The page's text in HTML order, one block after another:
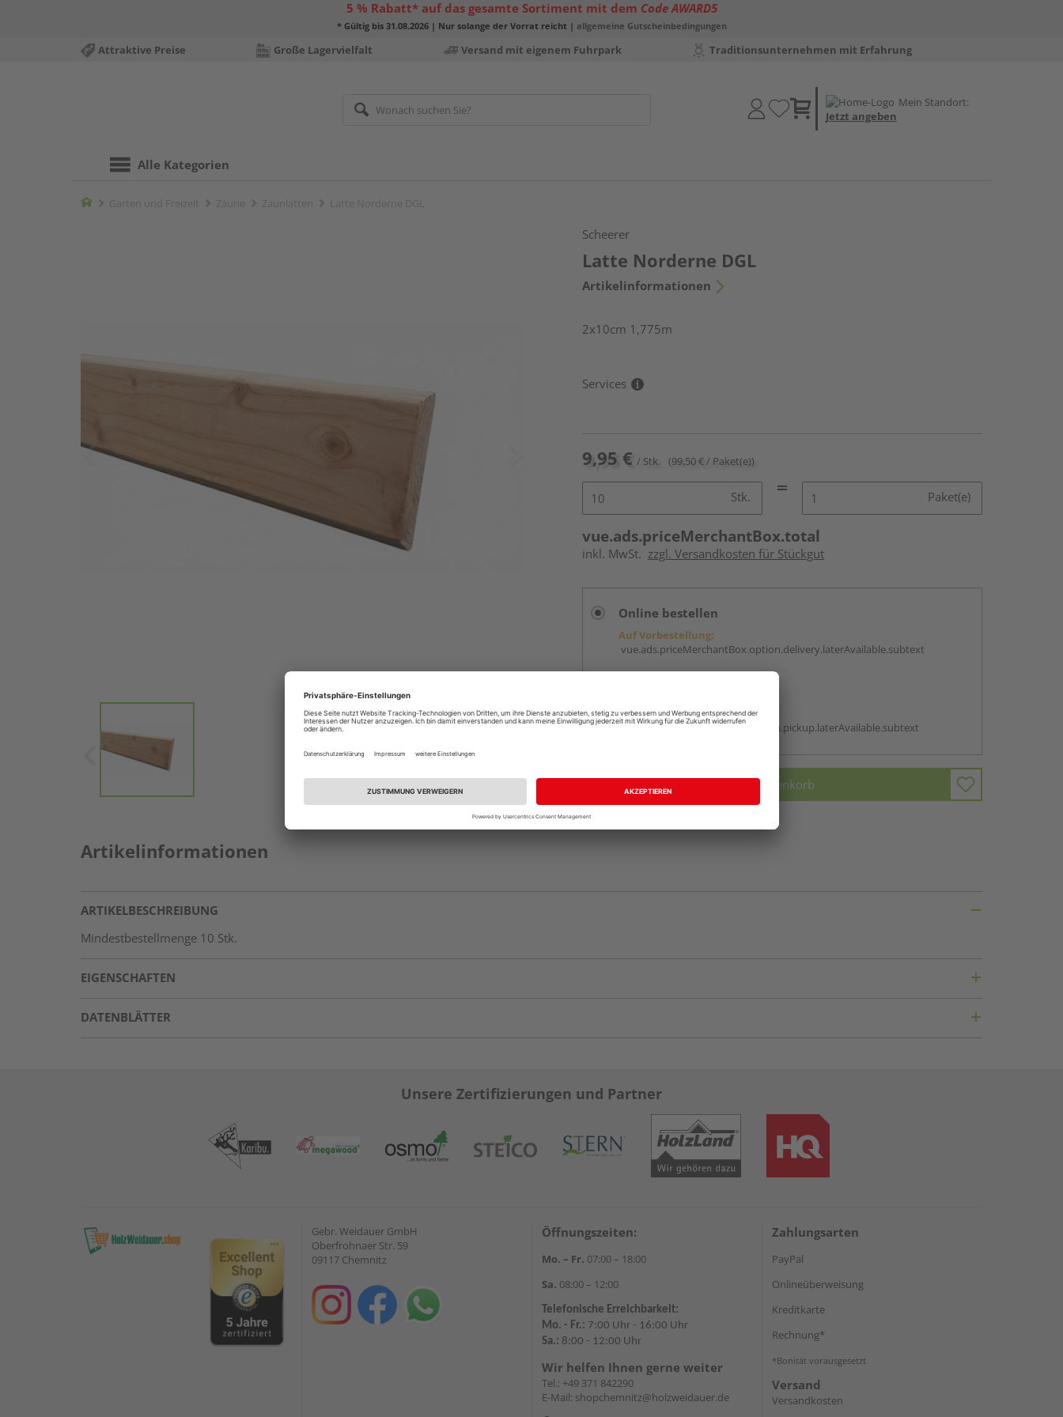
5 % Rabatt* auf das gesamte Sortiment mit dem Code AWARD5
* Gültig bis 31.08.2026 | Nur solange der Vorrat reicht | allgemeine Gutscheinbedingungen
Attraktive Preise Große Lagervielfalt Versand mit eigenem Fuhrpark Traditionsunternehmen mit Erfahrung
Mein Standort:
Jetzt angeben
Alle Kategorien
Home
Scheerer
Latte Norderne DGL
Artikelinformationen
2x10cm 1,775m
Services
9,95 € / Stk. (99,50 € / Paket(e))
Stk. Paket(e)
vue.ads.priceMerchantBox.total
inkl. MwSt. zzgl. Versandkosten für Stückgut
Online bestellen
Auf Vorbestellung:
vue.ads.priceMerchantBox.option.delivery.laterAvailable.subtext
Auf Vorbestellung:
vue.ads.priceMerchantBox.option.pickup.laterAvailable.subtext
In den Warenkorb
Artikelinformationen
ARTIKELBESCHREIBUNG
Mindestbestellmenge 10 Stk.
EIGENSCHAFTEN
DATENBLÄTTER
Unsere Zertifizierungen und Partner
Gebr. Weidauer GmbH
Oberfrohnaer Str. 59
09117 Chemnitz
Öffnungszeiten:
Mo. – Fr. 07:00 – 18:00
Sa. 08:00 – 12:00
Telefonische Erreichbarkeit:
Mo. - Fr.: 7:00 Uhr - 16:00 Uhr
Sa.: 8:00 - 12:00 Uhr
Wir helfen Ihnen gerne weiter
Tel.: +49 371 842290
E-Mail: shopchemnitz@holzweidauer.de
Zahlungsarten
PayPal
Onlineüberweisung
Kreditkarte
Rechnung*
*Bonität vorausgesetzt
Versand
Versandkosten